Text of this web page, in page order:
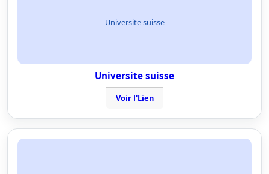
Universite suisse
Universite suisse
Voir l'Lien